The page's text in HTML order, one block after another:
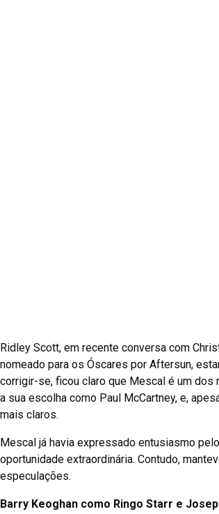
Ridley Scott, em recente conversa com
nomeado para os Óscares por Aftersun,
corrigir-se, ficou claro que Mescal é um
a sua escolha como Paul McCartney, e,
mais claros.
Mescal já havia expressado entusiasmo
oportunidade extraordinária. Contudo,
especulações.
Barry Keoghan como Ringo Starr e